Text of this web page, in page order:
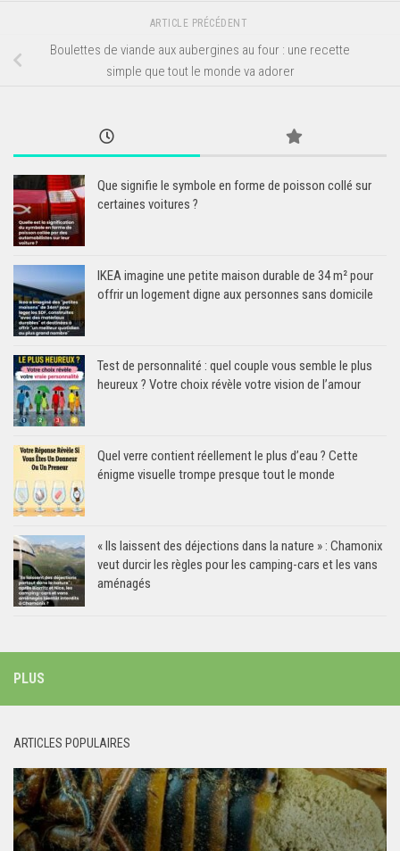
ARTICLE PRÉCÉDENT
Boulettes de viande aux aubergines au four : une recette
simple que tout le monde va adorer
Que signifie le symbole en forme de poisson collé sur
certaines voitures ?
IKEA imagine une petite maison durable de 34 m² pour
offrir un logement digne aux personnes sans domicile
Test de personnalité : quel couple vous semble le plus
heureux ? Votre choix révèle votre vision de l’amour
Quel verre contient réellement le plus d’eau ? Cette
énigme visuelle trompe presque tout le monde
« Ils laissent des déjections dans la nature » : Chamonix
veut durcir les règles pour les camping-cars et les vans
aménagés
PLUS
ARTICLES POPULAIRES